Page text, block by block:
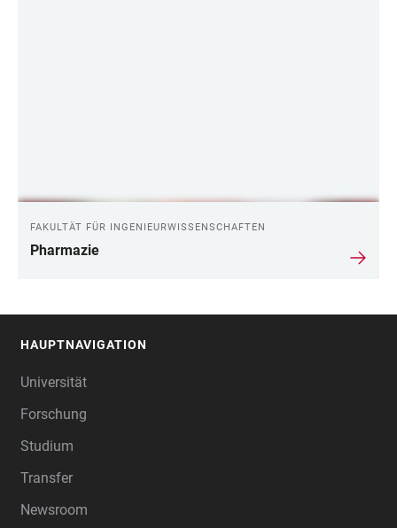
FAKULTÄT FÜR INGENIEURWISSENSCHAFTEN
Pharmazie
HAUPTNAVIGATION
Universität
Forschung
Studium
Transfer
Newsroom